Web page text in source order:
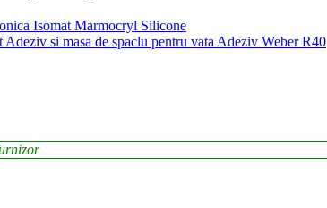
Isomat Marmocryl Silicone
Adeziv si masa de spaclu pentru vata Adeziv Weber R40